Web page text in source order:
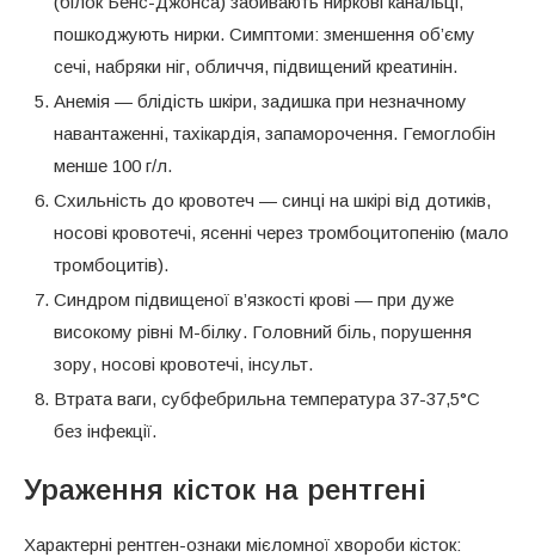
пошкоджують нирки. Симптоми: зменшення об’єму
сечі, набряки ніг, обличчя, підвищений креатинін.
Анемія — блідість шкіри, задишка при незначному
навантаженні, тахікардія, запаморочення. Гемоглобін
менше 100 г/л.
Схильність до кровотеч — синці на шкірі від дотиків,
носові кровотечі, ясенні через тромбоцитопенію (мало
тромбоцитів).
Синдром підвищеної в’язкості крові — при дуже
високому рівні М-білку. Головний біль, порушення
зору, носові кровотечі, інсульт.
Втрата ваги, субфебрильна температура 37-37,5°C
без інфекції.
Ураження кісток на рентгені
Характерні рентген-ознаки мієломної хвороби кісток: